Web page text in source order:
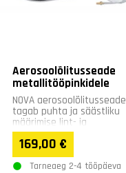
Aerosoolõlitusseade
metallitööpinkidele
NOVA aerosoolõlitusseade
tagab puhta ja säästliku
määrimise lint- ja
ketassaagidele. Seadet on
lihtne paigaldada, see
vähendab...
169,00 €
Tarneaeg 2-4 tööpäeva